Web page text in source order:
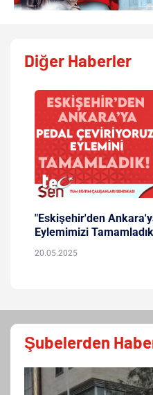
Diğer Haberler
SRC Sınavlarında
Almalıdır.!
14.05.2025
Şubelerden